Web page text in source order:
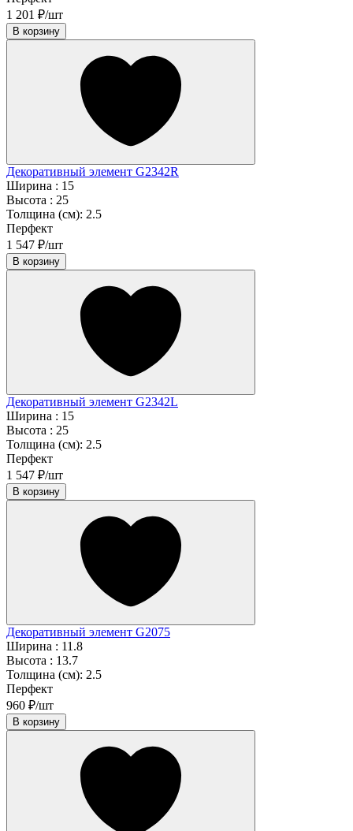
1 201 ₽/шт
В корзину
Декоративный элемент G2342R
Ширина : 15
Высота : 25
Толщина (см): 2.5
Перфект
1 547 ₽/шт
В корзину
Декоративный элемент G2342L
Ширина : 15
Высота : 25
Толщина (см): 2.5
Перфект
1 547 ₽/шт
В корзину
Декоративный элемент G2075
Ширина : 11.8
Высота : 13.7
Толщина (см): 2.5
Перфект
960 ₽/шт
В корзину